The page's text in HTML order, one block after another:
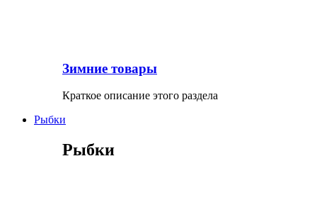
Зимние товары
Краткое описание этого раздела
Рыбки
Рыбки